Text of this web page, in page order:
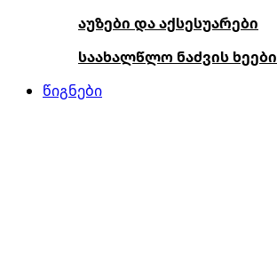
აუზები და აქსესუარები
საახალწლო ნაძვის ხეები
წიგნები